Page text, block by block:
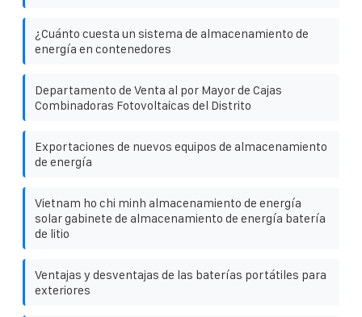
¿Cuánto cuesta un sistema de almacenamiento de
energía en contenedores
Departamento de Venta al por Mayor de Cajas
Combinadoras Fotovoltaicas del Distrito
Exportaciones de nuevos equipos de almacenamiento
de energía
Vietnam ho chi minh almacenamiento de energía
solar gabinete de almacenamiento de energía batería
de litio
Ventajas y desventajas de las baterías portátiles para
exteriores